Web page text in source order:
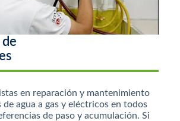
de
en reparación y mantenimiento
de agua a gas y eléctricos en todos
de paso y acumulación. Si